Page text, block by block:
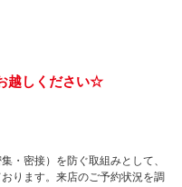
越しください☆
・密接）を防ぐ取組みとして、
ります。来店のご予約状況を調